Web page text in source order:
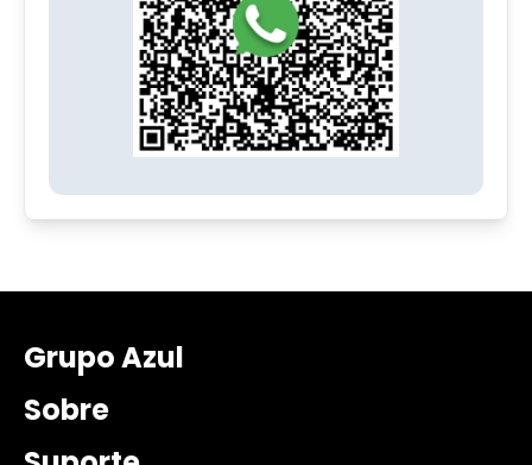
Grupo Azul
Sobre